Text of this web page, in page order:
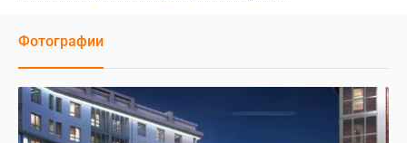
Фотографии